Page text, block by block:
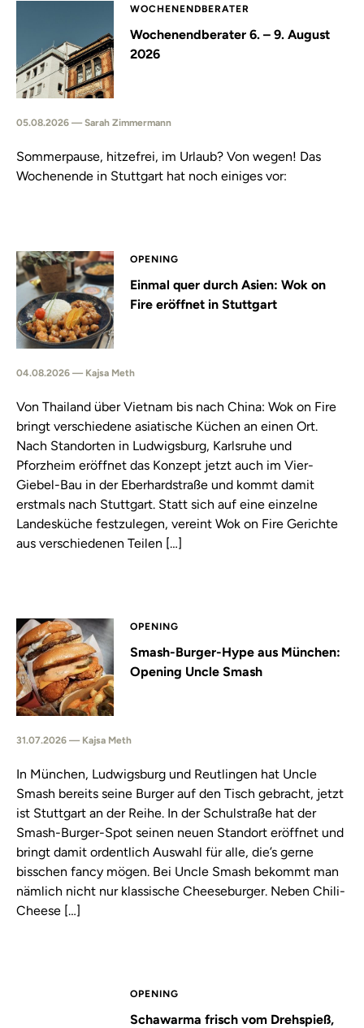
WOCHENENDBERATER
Wochenendberater 6. – 9. August
2026
05.08.2026 — Sarah Zimmermann
Sommerpause, hitzefrei, im Urlaub? Von wegen! Das
Wochenende in Stuttgart hat noch einiges vor:
OPENING
Einmal quer durch Asien: Wok on
Fire eröffnet in Stuttgart
04.08.2026 — Kajsa Meth
Von Thailand über Vietnam bis nach China: Wok on Fire
bringt verschiedene asiatische Küchen an einen Ort.
Nach Standorten in Ludwigsburg, Karlsruhe und
Pforzheim eröffnet das Konzept jetzt auch im Vier-
Giebel-Bau in der Eberhardstraße und kommt damit
erstmals nach Stuttgart. Statt sich auf eine einzelne
Landesküche festzulegen, vereint Wok on Fire Gerichte
aus verschiedenen Teilen […]
OPENING
Smash-Burger-Hype aus München:
Opening Uncle Smash
31.07.2026 — Kajsa Meth
In München, Ludwigsburg und Reutlingen hat Uncle
Smash bereits seine Burger auf den Tisch gebracht, jetzt
ist Stuttgart an der Reihe. In der Schulstraße hat der
Smash-Burger-Spot seinen neuen Standort eröffnet und
bringt damit ordentlich Auswahl für alle, die’s gerne
bisschen fancy mögen. Bei Uncle Smash bekommt man
nämlich nicht nur klassische Cheeseburger. Neben Chili-
Cheese […]
OPENING
Schawarma frisch vom Drehspieß,